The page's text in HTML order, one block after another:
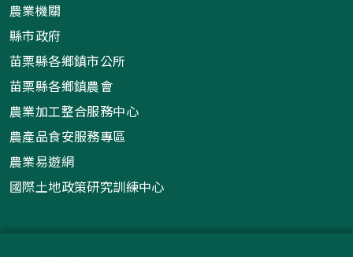
農業機關
縣市政府
苗栗縣各鄉鎮市公所
苗栗縣各鄉鎮農會
農業加工整合服務中心
農產品食安服務專區
農業易遊網
國際土地政策研究訓練中心